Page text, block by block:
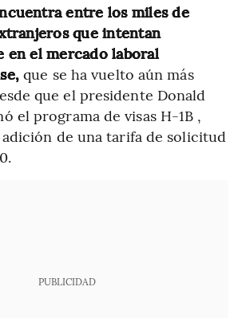
entre los miles de
que intentan
en el mercado laboral
que se ha vuelto aún más
que el presidente Donald
el programa de visas H-1B ,
de una tarifa de solicitud
PUBLICIDAD